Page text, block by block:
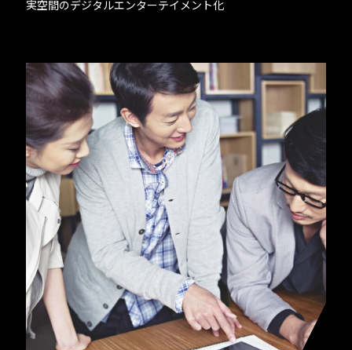
実空間のデジタルエンターテイメント化